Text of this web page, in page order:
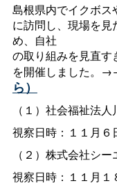
島根県内でイクボ
に訪問し、現場を
め、自社
の取り組みを見直す
を開催しました。
ら）
（１）社会福祉法
視察日時：１１月
（２）株式会社シ
視察日時：１１月